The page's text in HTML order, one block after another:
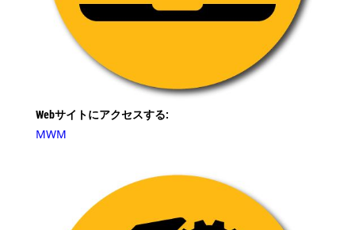
Webサイトにアクセスする:
MWM